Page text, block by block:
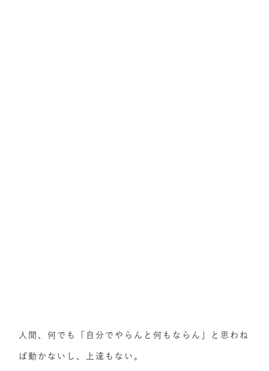
人間、何でも「自分でやらんと何もならん」と思わね
ば動かないし、上達もない。